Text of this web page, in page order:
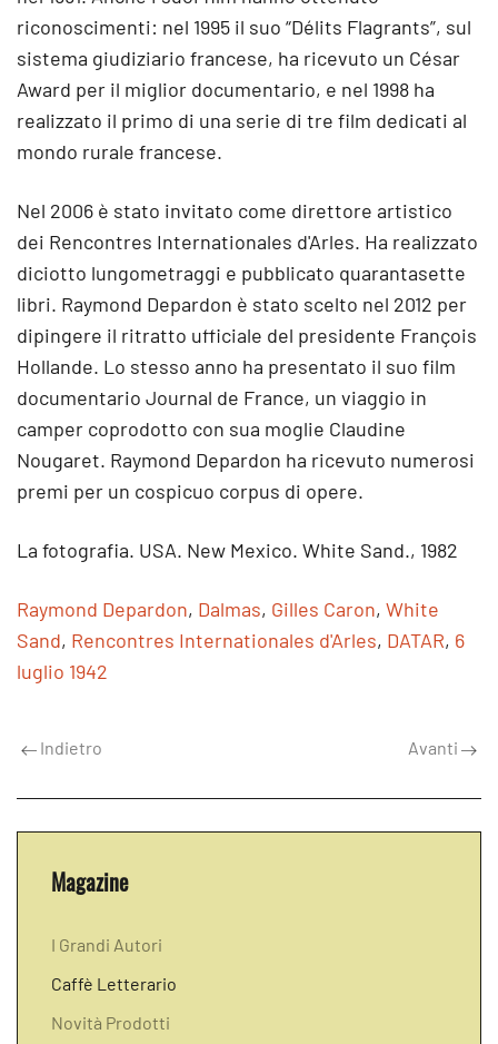
riconoscimenti: nel 1995 il suo “Délits Flagrants”, sul
sistema giudiziario francese, ha ricevuto un César
Award per il miglior documentario, e nel 1998 ha
realizzato il primo di una serie di tre film dedicati al
mondo rurale francese.
Nel 2006 è stato invitato come direttore artistico
dei Rencontres Internationales d'Arles. Ha realizzato
diciotto lungometraggi e pubblicato quarantasette
libri. Raymond Depardon è stato scelto nel 2012 per
dipingere il ritratto ufficiale del presidente François
Hollande. Lo stesso anno ha presentato il suo film
documentario Journal de France, un viaggio in
camper coprodotto con sua moglie Claudine
Nougaret. Raymond Depardon ha ricevuto numerosi
premi per un cospicuo corpus di opere.
La fotografia. USA. New Mexico. White Sand., 1982
Raymond Depardon, Dalmas, Gilles Caron, White
Sand, Rencontres Internationales d'Arles, DATAR, 6
luglio 1942
Indietro Avanti
Magazine
I Grandi Autori
Caffè Letterario
Novità Prodotti